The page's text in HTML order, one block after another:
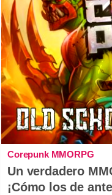
Corepunk MMORPG
Un verdadero
¡Cómo los de